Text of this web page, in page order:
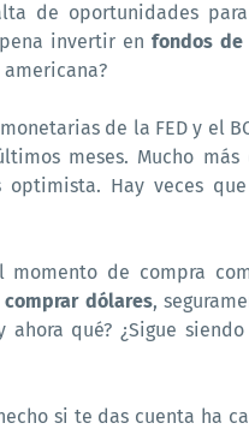
de oportunidades
invertir en fondos de
de la FED y el
meses. Mucho
Hay veces
de compra
comprar dólares,
qué? ¿Sigue
si te das cuenta ha